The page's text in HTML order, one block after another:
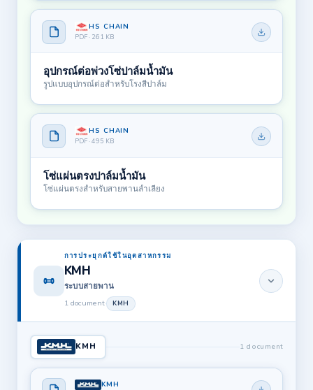
HS CHAIN
PDF · 261 KB
อุปกรณ์ต่อพ่วงโซ่ปาล์มน้ำมัน
รูปแบบอุปกรณ์ต่อสำหรับโรงสีปาล์ม
HS CHAIN
PDF · 495 KB
โซ่แผ่นตรงปาล์มน้ำมัน
โซ่แผ่นตรงสำหรับสายพานลำเลียง
การประยุกต์ใช้ในอุตสาหกรรม
KMH
ระบบสายพาน
1 document· KMH
KMH 1 document
KMH